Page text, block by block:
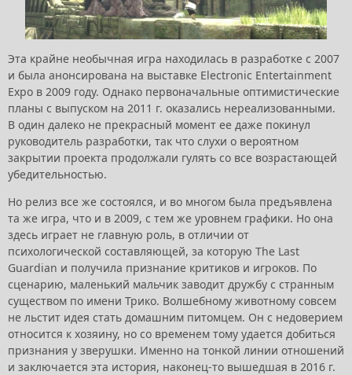
Эта крайне необычная игра находилась в разработке с 2007
и была анонсирована на выставке Electronic Entertainment
Expo в 2009 году. Однако первоначальные оптимистические
планы с выпуском на 2011 г. оказались нереализованными.
В один далеко не прекрасный момент ее даже покинул
руководитель разработки, так что слухи о вероятном
закрытии проекта продолжали гулять со все возрастающей
убедительностью.
Но релиз все же состоялся, и во многом была предъявлена
та же игра, что и в 2009, с тем же уровнем графики. Но она
здесь играет не главную роль, в отличии от
психологической составляющей, за которую The Last
Guardian и получила признание критиков и игроков. По
сценарию, маленький мальчик заводит дружбу с странным
существом по имени Трико. Волшебному животному совсем
не льстит идея стать домашним питомцем. Он с недоверием
относится к хозяину, но со временем тому удается добиться
признания у зверушки. Именно на тонкой линии отношений
и заключается эта история, наконец-то вышедшая в 2016 г.